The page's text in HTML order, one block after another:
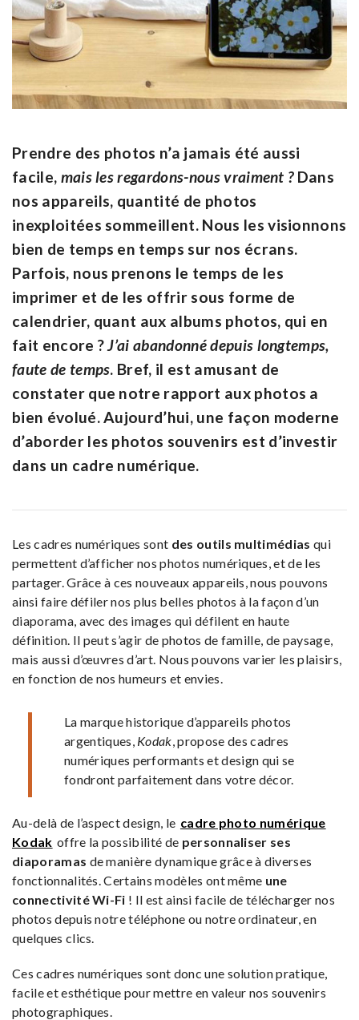
Prendre des photos n’a jamais été aussi
facile, mais les regardons-nous vraiment ?Dans
nos appareils, quantité de photos
inexploitées sommeillent. Nous les visionnons
bien de temps en temps sur nos écrans.
Parfois, nous prenons le temps de les
imprimer et de les offrir sous forme de
calendrier, quant aux albums photos, qui en
fait encore ?J’ai abandonné depuis longtemps,
faute de temps. Bref, il est amusant de
constater que notre rapport aux photos a
bien évolué. Aujourd’hui, une façon moderne
d’aborder les photos souvenirs est d’investir
dans un cadre numérique.
Les cadres numériques sont des outils multimédiasqui
permettent d’afficher nos photos numériques, et de les
partager. Grâce à ces nouveaux appareils, nous pouvons
ainsi faire défiler nos plus belles photos à la façon d’un
diaporama, avec des images qui défilent en haute
définition. Il peut s’agir de photos de famille, de paysage,
mais aussi d’œuvres d’art. Nous pouvons varier les plaisirs,
en fonction de nos humeurs et envies.
La marque historique d’appareils photos
argentiques, Kodak , propose des cadres
numériques performants et design qui se
fondront parfaitement dans votre décor.
Au-delà de l’aspect design, le cadre photo numérique
Kodak offre la possibilité de personnaliser ses
diaporamas de manière dynamique grâce à diverses
fonctionnalités. Certains modèles ont même une
connectivité Wi-Fi ! Il est ainsi facile de télécharger nos
photos depuis notre téléphone ou notre ordinateur, en
quelques clics.
Ces cadres numériques sont donc une solution pratique,
facile et esthétique pour mettre en valeur nos souvenirs
photographiques.